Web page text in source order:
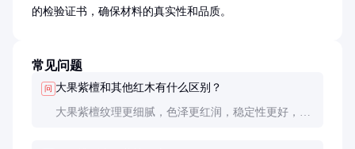
的检验证书，确保材料的真实性和品质。
常见问题
问 大果紫檀和其他红木有什么区别？
大果紫檀纹理更细腻，色泽更红润，稳定性更好，适